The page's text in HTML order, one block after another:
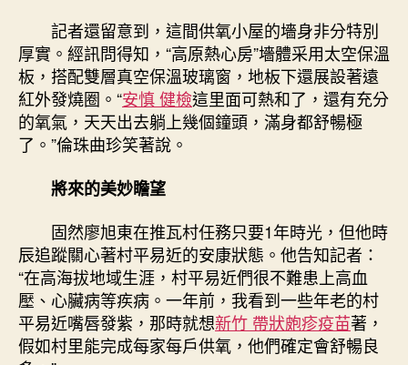
記者還留意到，這間供氧小屋的墻身非分特別
厚實。經訊問得知，“高原熱心房”墻體采用太空保溫
板，搭配雙層真空保溫玻璃窗，地板下還展設著遠
紅外發燒圈。“安慎 健檢這里面可熱和了，還有充分
的氧氣，天天出去躺上幾個鐘頭，滿身都舒暢極
了。”倫珠曲珍笑著說。
將來的美妙瞻望
固然廖旭東在推瓦村任務只要1年時光，但他時
辰追蹤關心著村平易近的安康狀態。他告知記者：
“在高海拔地域生涯，村平易近們很不難患上高血
壓、心臟病等疾病。一年前，我看到一些年老的村
平易近嘴唇發紫，那時就想新竹 帶狀皰疹疫苗著，
假如村里能完成每家每戶供氧，他們確定會舒暢良